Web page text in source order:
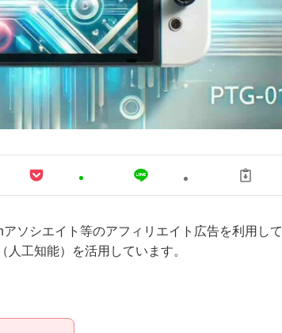
ソシエイト等のアフィリエイト広告を利用して
工知能）を活用しています。